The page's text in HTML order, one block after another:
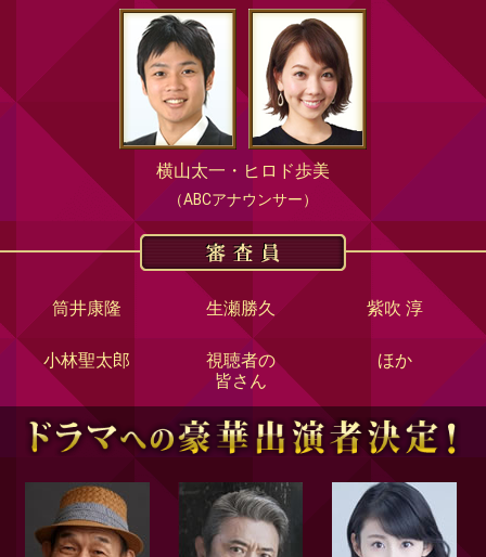
横山太一・ヒロド歩美
（ABCアナウンサー）
筒井康隆 生瀬勝久 紫吹 淳
小林聖太郎
視聴者の
皆さん
ほか